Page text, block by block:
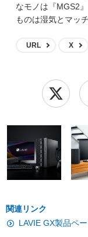
なモノは『MGS2
ものは湿気とマッ
URL X
関連リンク
LAVIE GX製品ペ